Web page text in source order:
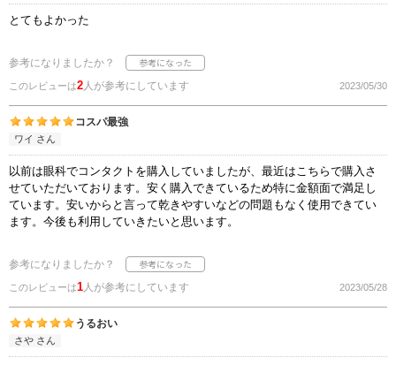
とてもよかった
参考になりましたか？
このレビューは2人が参考にしています 2023/05/30
コスパ最強
ワイ さん
以前は眼科でコンタクトを購入していましたが、最近はこちらで購入さ
せていただいております。安く購入できているため特に金額面で満足し
ています。安いからと言って乾きやすいなどの問題もなく使用できてい
ます。今後も利用していきたいと思います。
参考になりましたか？
このレビューは1人が参考にしています 2023/05/28
うるおい
さや さん